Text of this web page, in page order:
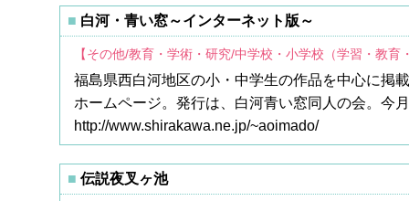
白河・青い窓～インターネット版～
【その他/教育・学術・研究/中学校・小学校（学習・教育
福島県西白河地区の小・中学生の作品を中心に掲
ホームページ。発行は、白河青い窓同人の会。今
http://www.shirakawa.ne.jp/~aoimado/
伝説夜叉ヶ池